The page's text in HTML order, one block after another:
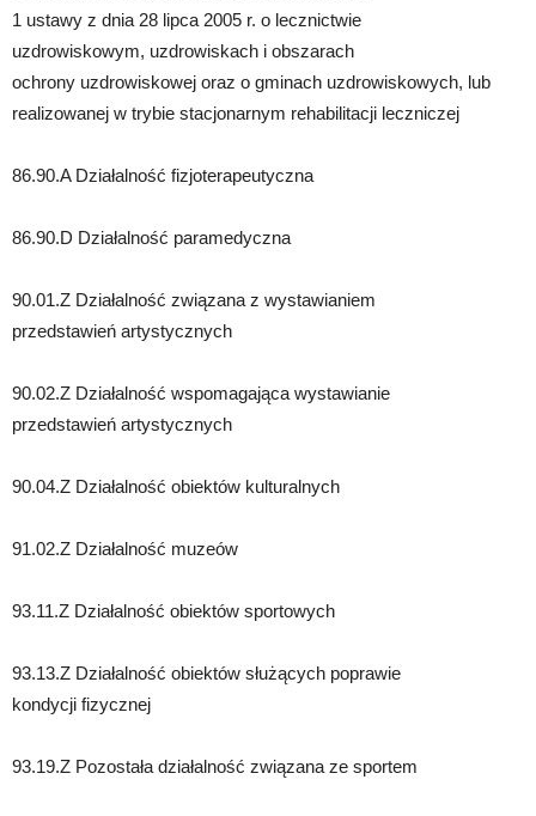
1 ustawy z dnia 28 lipca 2005 r. o lecznictwie
uzdrowiskowym, uzdrowiskach i obszarach
ochrony uzdrowiskowej oraz o gminach uzdrowiskowych, lub
realizowanej w trybie stacjonarnym rehabilitacji leczniczej
86.90.A Działalność fizjoterapeutyczna
86.90.D Działalność paramedyczna
90.01.Z Działalność związana z wystawianiem
przedstawień artystycznych
90.02.Z Działalność wspomagająca wystawianie
przedstawień artystycznych
90.04.Z Działalność obiektów kulturalnych
91.02.Z Działalność muzeów
93.11.Z Działalność obiektów sportowych
93.13.Z Działalność obiektów służących poprawie
kondycji fizycznej
93.19.Z Pozostała działalność związana ze sportem